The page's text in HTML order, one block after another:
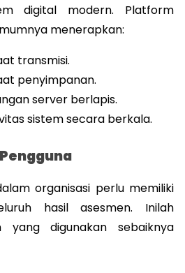
digital modern. Platform
menerapkan:
transmisi.
penyimpanan.
server berlapis.
sistem secara berkala.
organisasi perlu memiliki
hasil asesmen. Inilah
yang digunakan sebaiknya